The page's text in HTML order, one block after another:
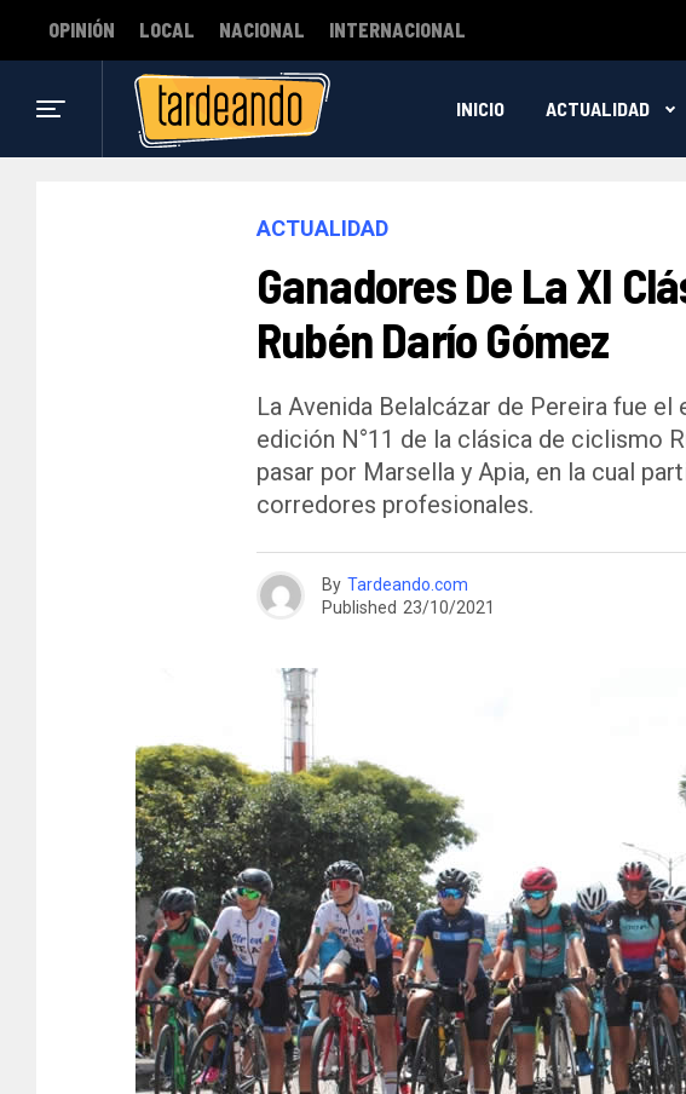
OPINIÓN LOCAL NACIONAL INTERNACIONAL
INICIO ACTUALIDAD
ACTUALIDAD
Ganadores De La XI
Rubén Darío Gómez
La Avenida Belalcázar de Pereira fue
edición N°11 de la clásica de ciclismo
pasar por Marsella y Apia, en la cual
corredores profesionales.
By Tardeando.com
Published 23/10/2021